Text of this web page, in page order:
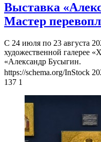
Выставка
Мастер
С 24 июля по 23 августа
художественной галерее
«Александр Бусыгин.
https://schema.org/InStock
137 1